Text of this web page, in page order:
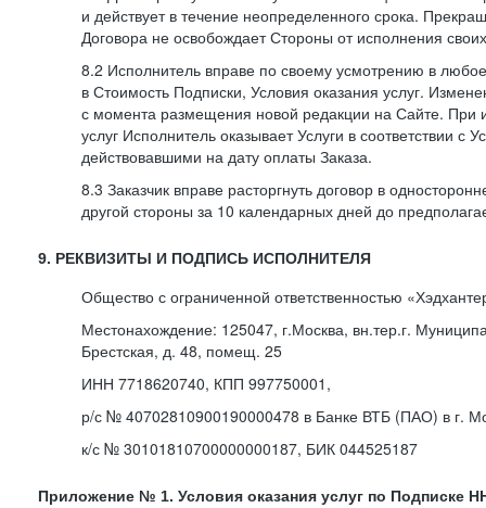
и действует в течение неопределенного срока.
Договора не освобождает Стороны от исполнения
8.2 Исполнитель вправе по своему усмотрению в
в Стоимость Подписки, Условия оказания услуг.
с момента размещения новой редакции на Сайте. При
услуг Исполнитель оказывает Услуги в соответствии с
действовавшими на дату оплаты Заказа.
8.3 Заказчик вправе расторгнуть договор в
другой стороны за 10 календарных дней до
9. РЕКВИЗИТЫ И ПОДПИСЬ ИСПОЛНИТЕЛЯ
Общество с ограниченной ответственностью
Местонахождение: 125047, г.Москва, вн.тер.г.
Брестская, д. 48, помещ. 25
ИНН 7718620740, КПП 997750001,
р/с № 40702810900190000478 в Банке ВТБ (ПАО) в г.
к/с № 30101810700000000187, БИК 044525187
Приложение № 1. Условия оказания услуг по Подписке